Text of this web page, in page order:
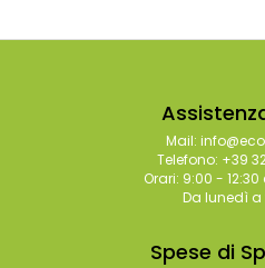
Mail:
Telefono: +39
Orari: 9:00 - 12:30
Da lunedì
Spese di